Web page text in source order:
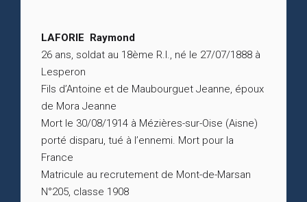
LAFORIE Raymond
26 ans, soldat au 18ème R.I., né le 27/07/1888 à
Lesperon
Fils d’Antoine et de Maubourguet Jeanne, époux
de Mora Jeanne
Mort le 30/08/1914 à Mézières-sur-Oise (Aisne)
porté disparu, tué à l’ennemi. Mort pour la
France
Matricule au recrutement de Mont-de-Marsan
N°205, classe 1908